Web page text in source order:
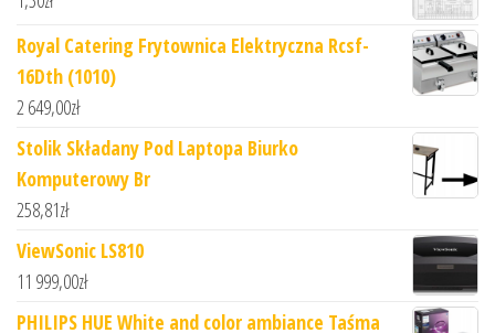
Royal Catering Frytownica Elektryczna Rcsf-
16Dth (1010)
2 649,00zł
Stolik Składany Pod Laptopa Biurko
Komputerowy Br
258,81zł
ViewSonic LS810
11 999,00zł
PHILIPS HUE White and color ambiance Taśma